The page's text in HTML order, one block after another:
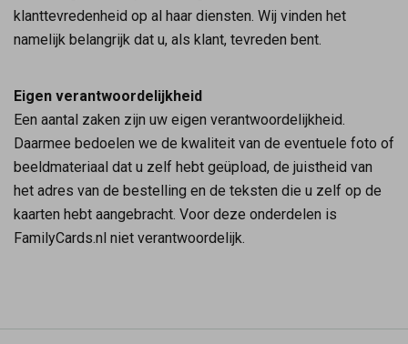
klanttevredenheid op al haar diensten. Wij vinden het
namelijk belangrijk dat u, als klant, tevreden bent.
Eigen verantwoordelijkheid
Een aantal zaken zijn uw eigen verantwoordelijkheid.
Daarmee bedoelen we de kwaliteit van de eventuele foto of
beeldmateriaal dat u zelf hebt geüpload, de juistheid van
het adres van de bestelling en de teksten die u zelf op de
kaarten hebt aangebracht. Voor deze onderdelen is
FamilyCards.nl niet verantwoordelijk.